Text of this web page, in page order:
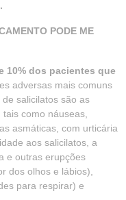
PODE ME
10% dos pacientes que
adversas mais comuns
salicilatos são as
como náuseas,
asmáticas, com urticária
aos salicilatos, a
e outras erupções
dos olhos e lábios),
para respirar) e